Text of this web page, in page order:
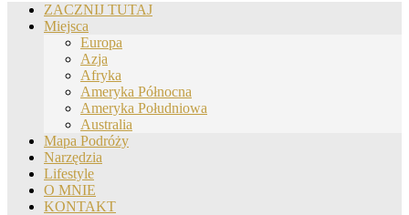
ZACZNIJ TUTAJ
Miejsca
Europa
Azja
Afryka
Ameryka Północna
Ameryka Południowa
Australia
Mapa Podróży
Narzędzia
Lifestyle
O MNIE
KONTAKT